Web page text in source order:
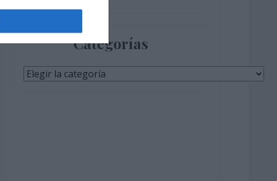
Categorías
Categorías